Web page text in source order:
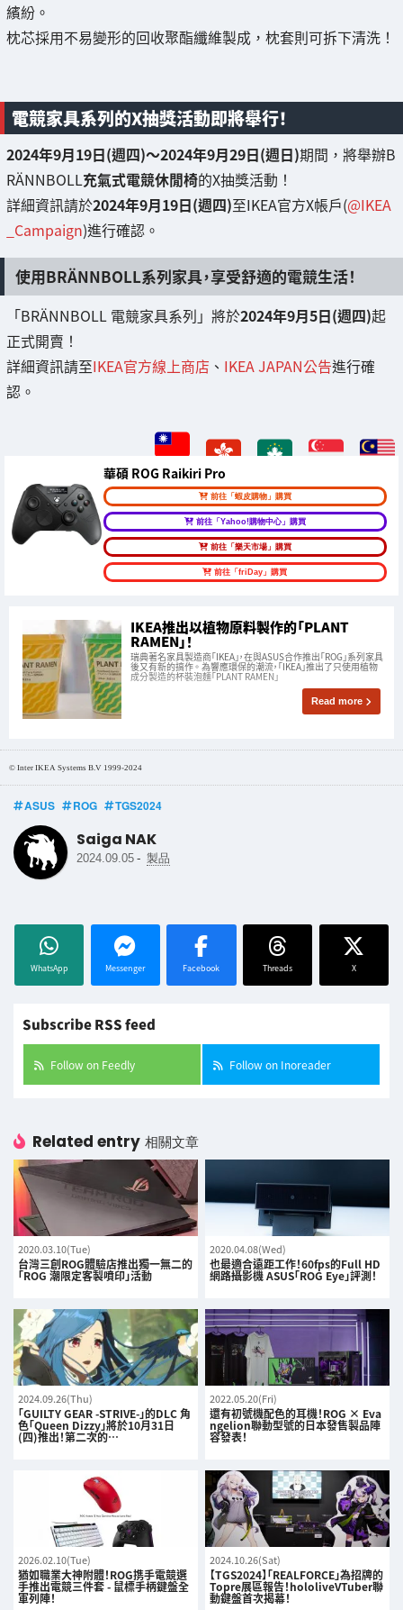
繽紛。
枕芯採用不易變形的回收聚酯纖維製成，枕套則可拆下清洗！
電競家具系列的X抽獎活動即將舉行！
2024年9月19日(週四)～2024年9月29日(週日)期間，將舉辦B
RÄNNBOLL充氣式電競休閒椅的X抽獎活動！
詳細資訊請於2024年9月19日(週四)至IKEA官方X帳戶(@IKEA
_Campaign)進行確認。
使用BRÄNNBOLL系列家具，享受舒適的電競生活！
「BRÄNNBOLL 電競家具系列」將於2024年9月5日(週四)起
正式開賣！
詳細資訊請至IKEA官方線上商店 、 IKEA JAPAN公告進行確
認。
華碩 ROG Raikiri Pro
前往「蝦皮購物」購買
前往「Yahoo!購物中心」購買
前往「樂天市場」購買
前往「friDay」購買
IKEA推出以植物原料製作的「PLANT
RAMEN」！
瑞典著名家具製造商「IKEA」，在與ASUS合作推出「ROG」系列家具
後又有新的搞作 。 為響應環保的潮流，「IKEA」推出了只使用植物
成分製造的杯裝泡麵「PLANT RAMEN」
Read more
© Inter IKEA Systems B.V 1999-2024
ASUS ROG TGS2024
Saiga NAK
2024.09.05 - 製品
WhatsApp Messenger Facebook Threads X
Subscribe RSS feed
Follow on Feedly Follow on Inoreader
Related entry 相關文章
2020.03.10(Tue)
台灣三創ROG體驗店推出獨一無二的
「ROG 潮限定客製噴印」活動
2020.04.08(Wed)
也最適合遠距工作！60fps的Full HD
網路攝影機 ASUS「ROG Eye」評測！
2024.09.26(Thu)
「GUILTY GEAR -STRIVE-」的DLC 角
色「Queen Dizzy」將於10月31日
(四)推出！第二次的…
2022.05.20(Fri)
還有初號機配色的耳機！ROG × Eva
ngelion聯動型號的日本發售製品陣
容發表！
2026.02.10(Tue)
猶如職業大神附體！ROG携手電競選
手推出電競三件套 - 鼠標手柄鍵盤全
軍列陣！
2024.10.26(Sat)
【TGS2024】「REALFORCE」為招牌的
Topre展區報告！hololiveVTuber聯
動鍵盤首次揭幕！